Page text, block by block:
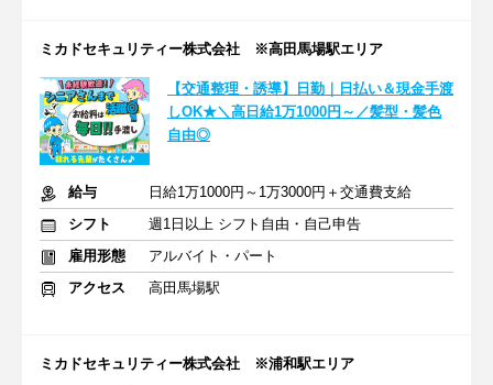
ミカドセキュリティー株式会社 ※高田馬場駅エリア
【交通整理・誘導】日勤｜日払い＆現金手渡
しOK★＼高日給1万1000円～／髪型・髪色
自由◎
給与
日給1万1000円～1万3000円＋交通費支給
シフト
週1日以上 シフト自由・自己申告
雇用形態
アルバイト・パート
アクセス
高田馬場駅
ミカドセキュリティー株式会社 ※浦和駅エリア